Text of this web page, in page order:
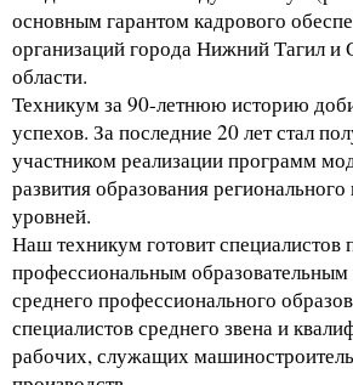
основным гарантом кадрового
организаций города Нижний Тагил и
области.
Техникум за 90-летнюю историю
успехов. За последние 20 лет стал
участником реализации программ
развития образования
уровней.
Наш техникум готовит специалистов
профессиональным
среднего профессионального
специалистов среднего звена и
рабочих, служащих